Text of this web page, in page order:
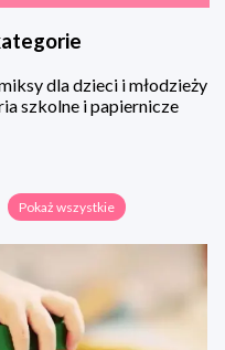
dla dzieci i młodzieży
szkolne i papiernicze
Pokaż wszystkie